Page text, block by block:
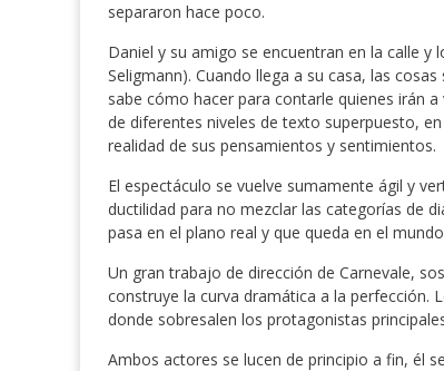
separaron hace poco.
Daniel y su amigo se encuentran en la calle y
Seligmann). Cuando llega a su casa, las
sabe cómo hacer para contarle quienes irán
de diferentes niveles de texto superpuesto,
realidad de sus pensamientos y sentimientos.
El espectáculo se vuelve sumamente ágil y
ductilidad para no mezclar las categorías de
pasa en el plano real y que queda en el
Un gran trabajo de dirección de Carnevale,
construye la curva dramática a la perfección.
donde sobresalen los protagonistas
Ambos actores se lucen de principio a fin, él